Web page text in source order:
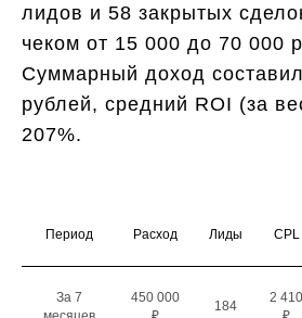
лидов и 58 закрытых
чеком от 15 000 до 70 000
Суммарный доход
рублей, средний ROI (за
207%.
Период Расход Лиды CPL
За 7
450 000
184
2 410